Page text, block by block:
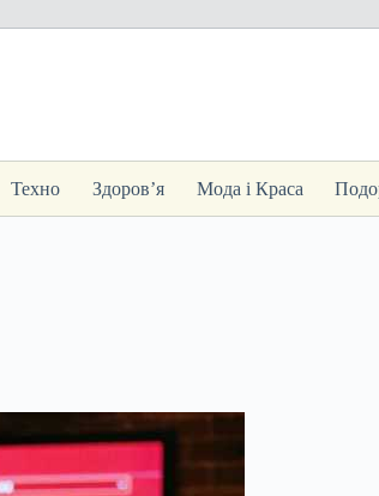
Техно Здоров’я Мода і Краса